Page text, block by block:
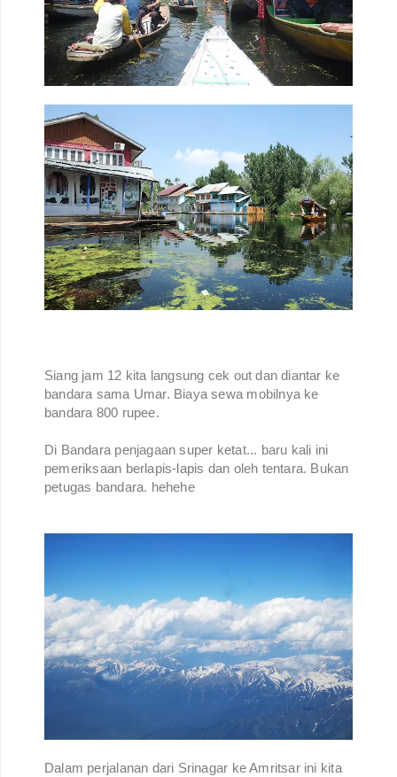
Siang jam 12 kita langsung cek out dan diantar ke
bandara sama Umar. Biaya sewa mobilnya ke
bandara 800 rupee.
Di Bandara penjagaan super ketat... baru kali ini
pemeriksaan berlapis-lapis dan oleh tentara. Bukan
petugas bandara. hehehe
Dalam perjalanan dari Srinagar ke Amritsar ini kita